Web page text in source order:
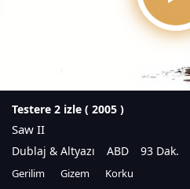
Testere 2 izle ( 2005 )
Saw II
Dublaj & Altyazı ABD 93 Dak.
Gerilim Gizem Korku